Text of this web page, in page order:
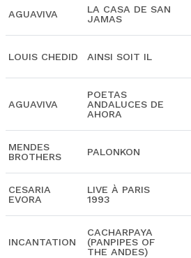
AGUAVIVA
LA CASA DE SAN
JAMAS
LOUIS CHEDID AINSI SOIT IL
AGUAVIVA
POETAS
ANDALUCES DE
AHORA
MENDES
BROTHERS
PALONKON
CESARIA
EVORA
LIVE À PARIS
1993
INCANTATION
CACHARPAYA
(PANPIPES OF
THE ANDES)